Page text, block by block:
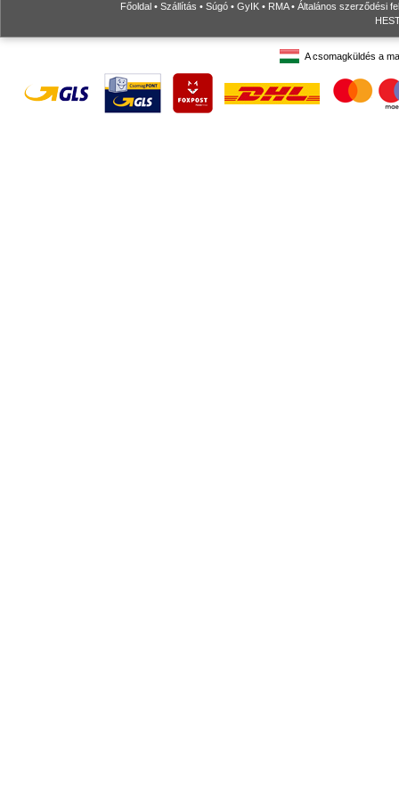
Főoldal • Szállítás • Súgó • GyIK • RMA• Általános szerződési
A csomagküldés a